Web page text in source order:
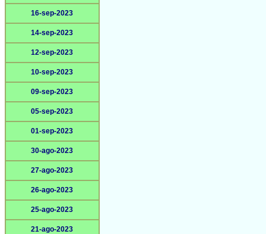
16-sep-2023
14-sep-2023
12-sep-2023
10-sep-2023
09-sep-2023
05-sep-2023
01-sep-2023
30-ago-2023
27-ago-2023
26-ago-2023
25-ago-2023
21-ago-2023